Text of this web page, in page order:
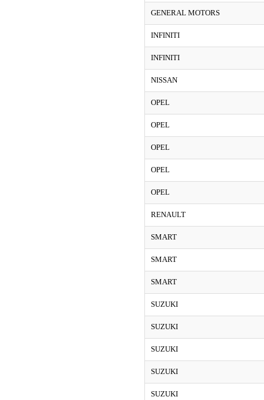
GENERAL MOTORS
INFINITI
INFINITI
NISSAN
OPEL
OPEL
OPEL
OPEL
OPEL
RENAULT
SMART
SMART
SMART
SUZUKI
SUZUKI
SUZUKI
SUZUKI
SUZUKI